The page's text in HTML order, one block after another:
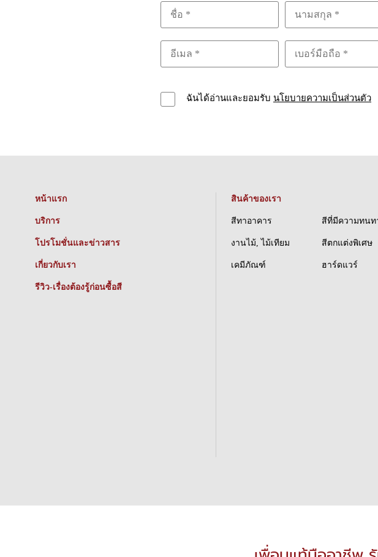
ฉันได้อ่านและยอมรับ นโยบายความเป็นส่วนตัว
หน้าแรก
บริการ
โปรโมชั่นและข่าวสาร
เกี่ยวกับเรา
รีวิว-เรื่องต้องรู้ก่อนซื้อสี
สินค้าของเรา
สีทาอาคาร
งานไม้, ไม้เทียม
เคมีภัณฑ์
สีที่มีความทนท
สีตกแต่งพิเศษ
ฮาร์ดแวร์